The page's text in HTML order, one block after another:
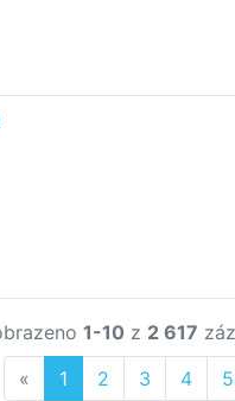
1-10 z 2 617
« Previous
1 2 3 4 5